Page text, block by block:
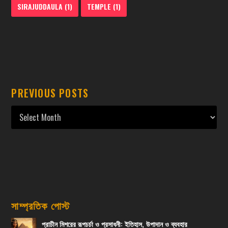
SIRAJUDDAULA (1) TEMPLE (1)
PREVIOUS POSTS
সাম্প্রতিক পোস্ট
প্রাচীন মিশরের রূপচর্চা ও প্রসাধনী: ইতিহাস, উপাদান ও ব্যবহার